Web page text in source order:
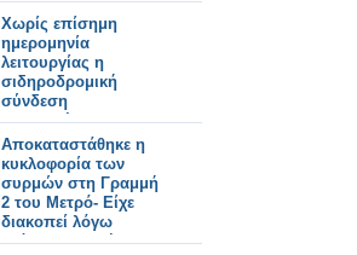
Χωρίς επίσημη
ημερομηνία
λειτουργίας η
σιδηροδρομική
σύνδεση
Βουδαπέστης–
Βελιγραδίου.
Αποκαταστάθηκε η
κυκλοφορία των
συρμών στη Γραμμή
2 του Μετρό- Είχε
διακοπεί λόγω
ατόμου στη σήραγγα.